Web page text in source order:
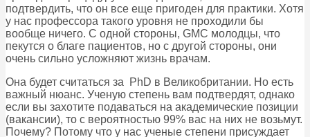
подтвердить, что он все еще пригоден для практики. Хотя
у нас профессора такого уровня не проходили бы
вообще ничего. С одной стороны, GMC молодцы, что
пекутся о благе пациентов, но с другой стороны, они
очень сильно усложняют жизнь врачам.
Она будет считаться за PhD в Великобритании. Но есть
важный нюанс. Ученую степень вам подтвердят, однако
если вы захотите подаваться на академические позиции
(вакансии), то с вероятностью 99% вас на них не возьмут.
Почему? Потому что у нас ученые степени присуждает